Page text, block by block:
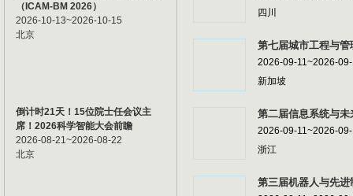
（ICAM-BM 2026）
2026-10-13~2026-10-15
北京
倒计时21天！15位院士任会议主
席！2026科学智能大会前瞻
2026-08-21~2026-08-22
北京
四川
第七届城市工程与
2026-09-11~2026-
新加坡
第二届信息系统与
2026-09-11~2026-
浙江
第三届机器人与先